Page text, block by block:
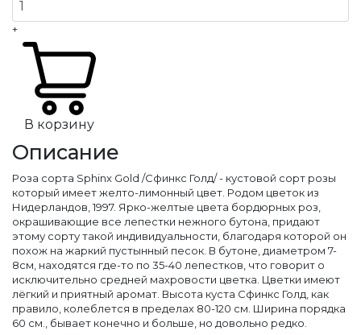
+
В корзину
Описание
Роза сорта Sphinx Gold /Сфинкс Голд/ - кустовой сорт розы
который имеет желто-лимонный цвет. Родом цветок из
Нидерландов, 1997. Ярко-желтые цвета бордюрных роз,
окрашивающие все лепестки нежного бутона, придают
этому сорту такой индивидуальности, благодаря которой он
похож на жаркий пустынный песок. В бутоне, диаметром 7-
8см, находятся где-то по 35-40 лепестков, что говорит о
исключительно средней махровости цветка. Цветки имеют
лёгкий и приятный аромат. Высота куста Сфинкс Голд, как
правило, колеблется в пределах 80-120 см. Ширина порядка
60 см., бывает конечно и больше, но довольно редко.